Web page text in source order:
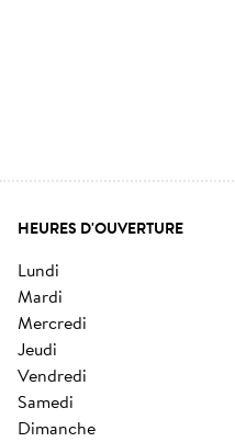
HEURES D'OUVERTURE
lundi
mardi
mercredi
jeudi
vendredi
samedi
dimanche